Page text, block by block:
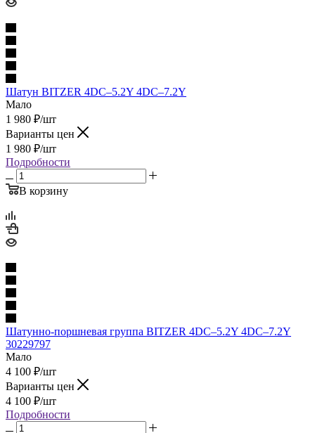
Шатун BITZER 4DC–5.2Y 4DC–7.2Y
Мало
1 980 ₽/шт
Варианты цен
1 980 ₽/шт
Подробности
В корзину
Шатунно-поршневая группа BITZER 4DC–5.2Y 4DC–7.2Y
30229797
Мало
4 100 ₽/шт
Варианты цен
4 100 ₽/шт
Подробности